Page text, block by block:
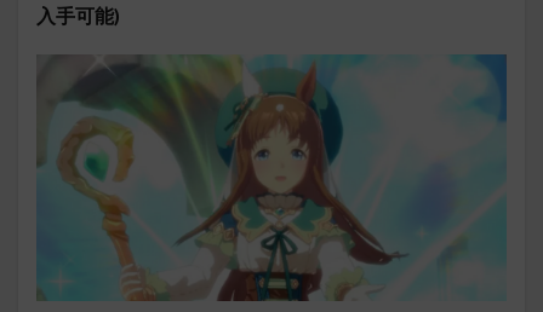
入手可能)